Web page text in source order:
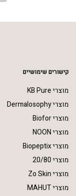
קישורים שימושיים
מוצרי KB Pure
מוצרי Dermalosophy
מוצרי Biofor
מוצרי NOON
מוצרי Biopeptix
מוצרי 20/80
מוצרי Zo Skin
מוצרי MAHUT